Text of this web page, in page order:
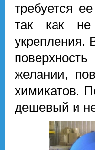
требуется
так как не
укрепления.
желании,
химикатов.
дешевый и